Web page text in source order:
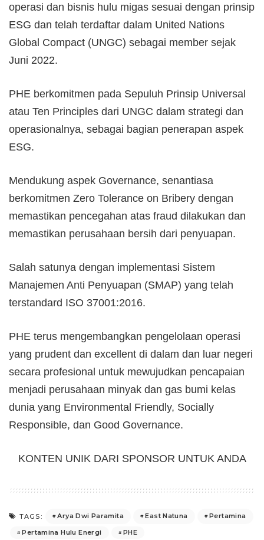
operasi dan bisnis hulu migas sesuai dengan prinsip
ESG dan telah terdaftar dalam United Nations
Global Compact (UNGC) sebagai member sejak
Juni 2022.
PHE berkomitmen pada Sepuluh Prinsip Universal
atau Ten Principles dari UNGC dalam strategi dan
operasionalnya, sebagai bagian penerapan aspek
ESG.
Mendukung aspek Governance, senantiasa
berkomitmen Zero Tolerance on Bribery dengan
memastikan pencegahan atas fraud dilakukan dan
memastikan perusahaan bersih dari penyuapan.
Salah satunya dengan implementasi Sistem
Manajemen Anti Penyuapan (SMAP) yang telah
terstandard ISO 37001:2016.
PHE terus mengembangkan pengelolaan operasi
yang prudent dan excellent di dalam dan luar negeri
secara profesional untuk mewujudkan pencapaian
menjadi perusahaan minyak dan gas bumi kelas
dunia yang Environmental Friendly, Socially
Responsible, dan Good Governance.
KONTEN UNIK DARI SPONSOR UNTUK ANDA
TAGS: Arya Dwi Paramita East Natuna
Pertamina
Pertamina Hulu Energi
PHE